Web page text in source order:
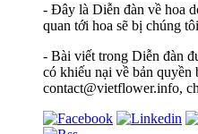
- Đây là Diễn đàn về hoa
quan tới hoa sẽ bị chúng
- Bài viết trong Diễn đàn
có khiếu nại về bản
contact@vietflower.info,